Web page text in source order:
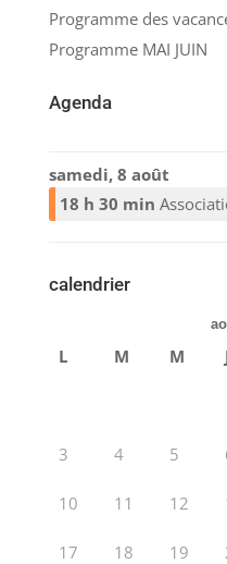
Programme des
Programme MAI JUIN
Agenda
samedi, 8 août
18 h 30 min
calendrier
L M M
3 4 5
10 11 12
17 18 19